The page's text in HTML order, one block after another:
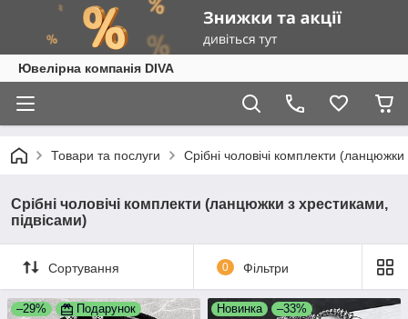
Ювелірна компанія DIVA
Товари та послуги Срібні чоловічі комплекти
Срібні чоловічі комплекти (ланцюжки з хрестиками,
підвісами)
Сортування 0 Фільтри
–29% Подарунок Новинка
–33%